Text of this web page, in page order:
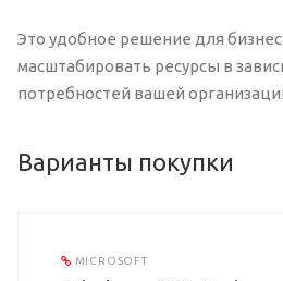
Это удобное решение для
масштабировать ресурсы в
потребностей вашей
Варианты покупки
MICROSOFT